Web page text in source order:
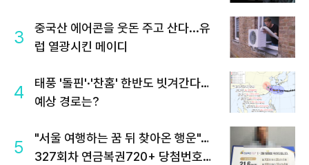
3
중국산 에어콘을 웃돈 주고 산다...유
럽 열광시킨 메이디
4
태풍 '돌핀'·'찬홈' 한반도 빗겨간다…
예상 경로는?
5
"서울 여행하는 꿈 뒤 찾아온 행운"…
327회차 연금복권720+ 당첨번호조